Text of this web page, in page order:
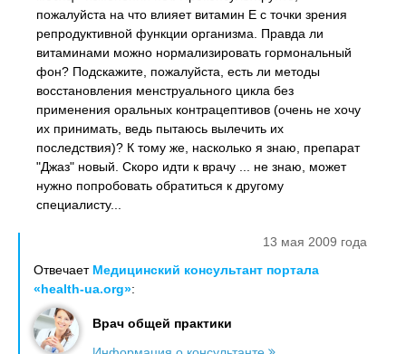
пожалуйста на что влияет витамин Е с точки зрения
репродуктивной функции организма. Правда ли
витаминами можно нормализировать гормональный
фон? Подскажите, пожалуйста, есть ли методы
восстановления менструального цикла без
применения оральных контрацептивов (очень не хочу
их принимать, ведь пытаюсь вылечить их
последствия)? К тому же, насколько я знаю, препарат
"Джаз" новый. Скоро идти к врачу ... не знаю, может
нужно попробовать обратиться к другому
специалисту...
13 мая 2009 года
Отвечает Медицинский консультант портала
«health-ua.org»:
Врач общей практики